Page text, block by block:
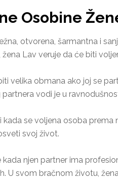
Osobine
otvorena, šarmantna i
žena Lav veruje da će biti
velika obmana ako joj se
vodi je u
kada se voljena osoba
svoj život.
kada njen partner ima
U svom bračnom životu,